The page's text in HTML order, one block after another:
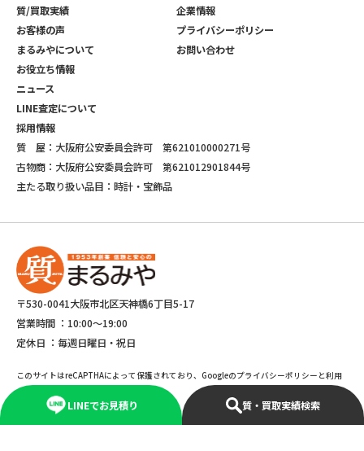
LINEでお見積り 質・買取実績検索
質/買取実績
お客様の声
まるみやについて
お役立ち情報
ニュース
LINE査定について
採用情報
企業情報
プライバシーポリシー
お問い合わせ
質 屋：大阪府公安委員会許可 第621010000271号
古物商：大阪府公安委員会許可 第621012901844号
主たる取り扱い品目：時計・宝飾品
〒530-0041大阪市北区天神橋6丁目5-17
営業時間 ： 10:00～19:00
定休日 ： 毎週日曜日・祝日
このサイトはreCAPTHAによって保護されており、Googleのプライバシーポリシーと利用
規約が適応されます。